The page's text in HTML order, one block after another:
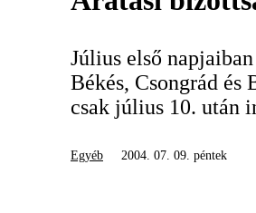
Július első
Békés, Csongrád és
csak július 10. után
Egyéb 2004. 07. 09. péntek